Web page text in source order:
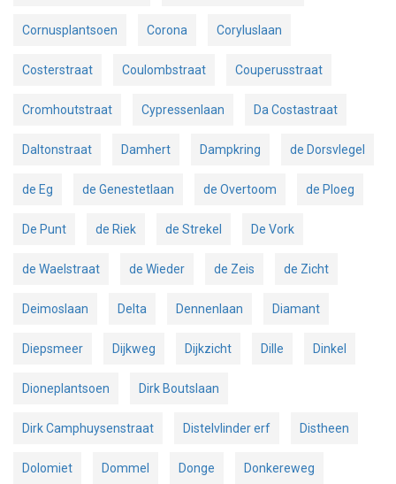
Cornusplantsoen Corona Coryluslaan
Costerstraat Coulombstraat Couperusstraat
Cromhoutstraat Cypressenlaan Da Costastraat
Daltonstraat Damhert Dampkring de Dorsvlegel
de Eg de Genestetlaan de Overtoom de Ploeg
De Punt de Riek de Strekel De Vork
de Waelstraat de Wieder de Zeis de Zicht
Deimoslaan Delta Dennenlaan Diamant
Diepsmeer Dijkweg Dijkzicht Dille Dinkel
Dioneplantsoen Dirk Boutslaan
Dirk Camphuysenstraat Distelvlinder erf Distheen
Dolomiet Dommel Donge Donkereweg